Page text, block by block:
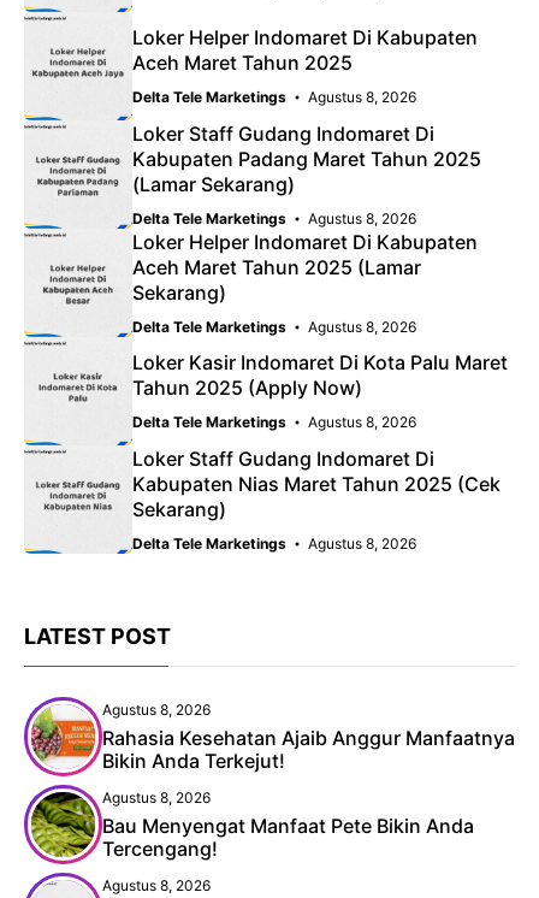
Loker Helper Indomaret Di Kabupaten
Aceh Maret Tahun 2025
Delta Tele Marketings Agustus 8, 2026
Loker Staff Gudang Indomaret Di
Kabupaten Padang Maret Tahun 2025
(Lamar Sekarang)
Delta Tele Marketings Agustus 8, 2026
Loker Helper Indomaret Di Kabupaten
Aceh Maret Tahun 2025 (Lamar
Sekarang)
Delta Tele Marketings Agustus 8, 2026
Loker Kasir Indomaret Di Kota Palu Maret
Tahun 2025 (Apply Now)
Delta Tele Marketings Agustus 8, 2026
Loker Staff Gudang Indomaret Di
Kabupaten Nias Maret Tahun 2025 (Cek
Sekarang)
Delta Tele Marketings Agustus 8, 2026
LATEST POST
Agustus 8, 2026
Rahasia Kesehatan Ajaib Anggur Manfaatnya
Bikin Anda Terkejut!
Agustus 8, 2026
Bau Menyengat Manfaat Pete Bikin Anda
Tercengang!
Agustus 8, 2026